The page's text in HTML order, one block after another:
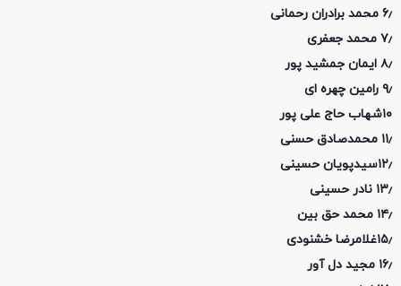
۶٫ محمد برادران رحمانی
۷٫ محمد جعفری
۸٫ ایمان جمشید پور
۹٫ رامین چهره ای
۱۰شهاب حاج علی پور
۱۱٫ محمدصادق حسنی
۱۲٫سیدپویان حسینی
۱۳٫ نادر حسینی
۱۴٫ محمد حق بین
۱۵٫غلامرضا خشنودی
۱۶٫ مجید دل آور